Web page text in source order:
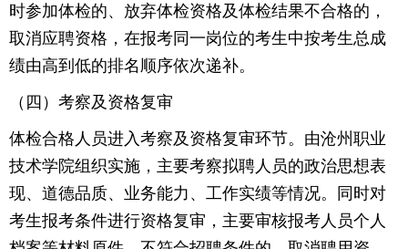
时参加体检的、放弃体检资格及体检结果不合格的，
取消应聘资格，在报考同一岗位的考生中按考生总成
绩由高到低的排名顺序依次递补。
（四）考察及资格复审
体检合格人员进入考察及资格复审环节。由沧州职业
技术学院组织实施，主要考察拟聘人员的政治思想表
现、道德品质、业务能力、工作实绩等情况。同时对
考生报考条件进行资格复审，主要审核报考人员个人